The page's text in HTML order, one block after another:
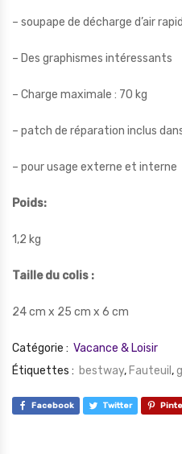
– soupape de décharge d’air
– Des graphismes intéressants
– Charge maximale : 70 kg
– patch de réparation inclus
– pour usage externe et interne
Poids:
1,2 kg
Taille du colis :
24 cm x 25 cm x 6 cm
Catégorie : Vacance & Loisir
Étiquettes : bestway, Fauteuil ,
Facebook Twitter